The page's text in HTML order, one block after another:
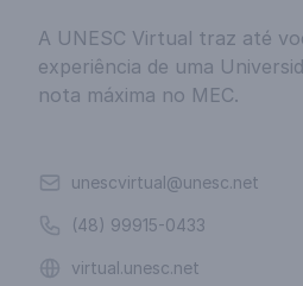
A UNESC Virtual traz até
experiência de uma
nota máxima no MEC.
Emailunescvirtual@unesc.net
Telefone(48) 99915-0433
Websitevirtual.unesc.net